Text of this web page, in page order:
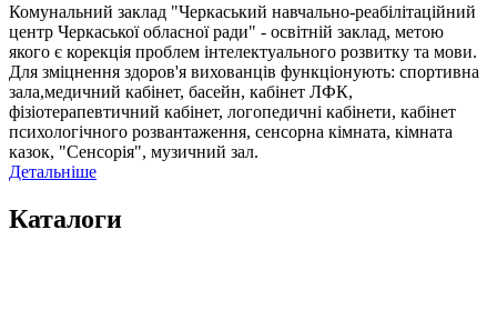
Комунальний заклад "Черкаський навчально-реабілітаційний
центр Черкаської обласної ради" - освітній заклад, метою
якого є корекція проблем інтелектуального розвитку та мови.
Для зміцнення здоров'я вихованців функціонують: спортивна
зала,медичний кабінет, басейн, кабінет ЛФК,
фізіотерапевтичний кабінет, логопедичні кабінети, кабінет
психологічного розвантаження, сенсорна кімната, кімната
казок, "Сенсорія", музичний зал.
Детальніше
Каталоги